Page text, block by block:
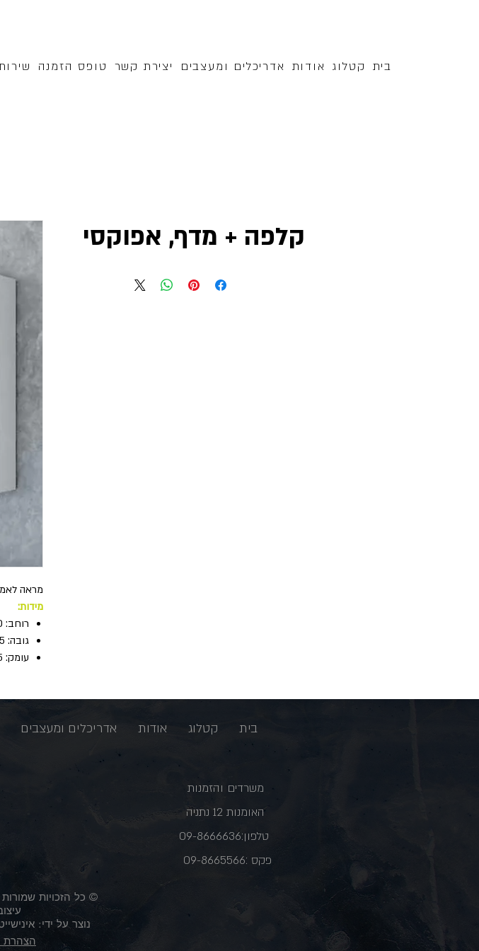
בית קטלוג אודות אדריכלים ומעצבים יצירת קשר טופס הזמנה
מראה
מידות:
רוחב: 60/80/100/120 ס"מ
גובה: 55 ס"מ
עומק: 15 ס"מ
קלפה + מדף, אפוקסי
בית קטלוג אודות אדריכלים ומעצבים
משרדים והזמנות
האומנות 12 נתניה
טלפון:09-8666636
פקס :09-8665566
© כל הזכויות
נוצר על ידי:
הצהרת